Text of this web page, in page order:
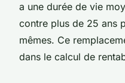
a une durée de vie
contre plus de 25 ans
mêmes. Ce
dans le calcul de